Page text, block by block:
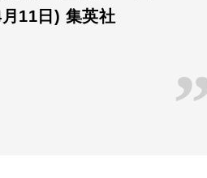
11日) 集英社